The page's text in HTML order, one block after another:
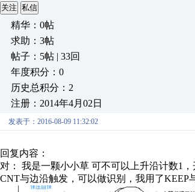
关注 私信
精华：0帖
求助：3帖
帖子：5帖 | 33回
年度积分：0
历史总积分：2
注册：2014年4月02日
发表于：2016-08-09 11:32:02
回复内容：
对： 我是一颗小小草 可不可以上升沿计数1
CNT与边沿触发，可以做识别，我用了KEEP